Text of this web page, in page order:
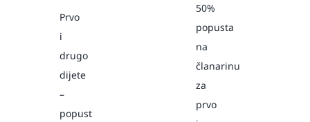
Prvo
i
drugo
dijete
–
popust
50%
popusta
na
članarinu
za
prvo